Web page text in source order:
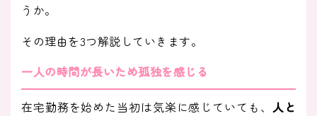
うか。
その理由を3つ解説していきます。
一人の時間が長いため孤独を感じる
在宅勤務を始めた当初は気楽に感じていても、 人と